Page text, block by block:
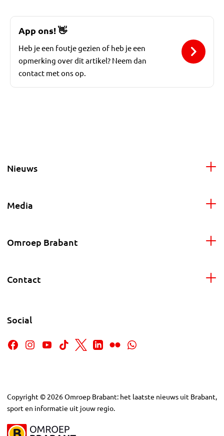
App ons! 👋
Heb je een foutje gezien of heb je een
opmerking over dit artikel? Neem dan
contact met ons op.
Nieuws
Media
Omroep Brabant
Contact
Social
Copyright © 2026Omroep Brabant: het laatste nieuws uit Brabant,
sport en informatie uit jouw regio.